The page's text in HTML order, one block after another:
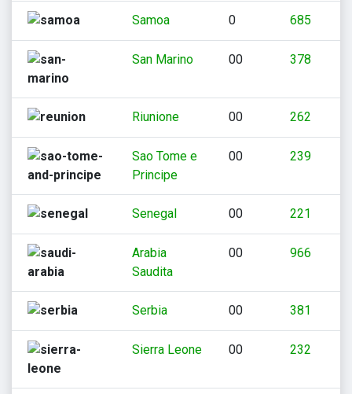
Samoa 0 685
San Marino 00 378
Riunione 00 262
Sao Tome e
Principe
00 239
Senegal 00 221
Arabia
Saudita
00 966
Serbia 00 381
Sierra Leone 00 232